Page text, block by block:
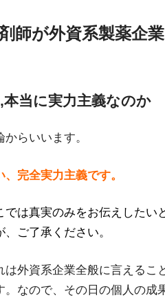
師が外資系製薬企
本当に実力主義なのか
からいいます。
、完全実力主義です。
では真実のみをお伝えしたい
、ご了承ください。
は外資系企業全般に言えるこ
。なので、その日の個人の成